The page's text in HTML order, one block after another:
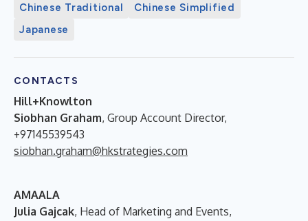
Chinese Traditional
Chinese Simplified
Japanese
CONTACTS
Hill+Knowlton
Siobhan Graham, Group Account Director,
+97145539543
siobhan.graham@hkstrategies.com
AMAALA
Julia Gajcak, Head of Marketing and Events,